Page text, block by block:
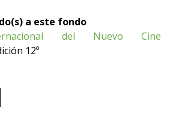
a este fondo
del Nuevo Cine
12º